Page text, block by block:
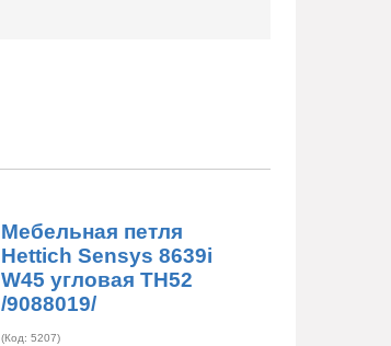
Мебельная петля
Hettich Sensys 8639i
W45 угловая ТН52
/9088019/
(Код:5207)